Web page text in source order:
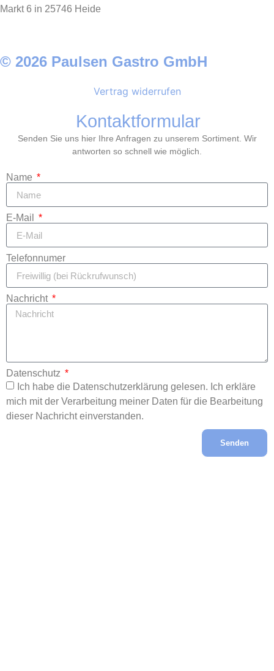
Markt 6 in 25746 Heide
© 2026 Paulsen Gastro GmbH
Vertrag widerrufen
Kontaktformular
Senden Sie uns hier Ihre Anfragen zu unserem Sortiment. Wir
antworten so schnell wie möglich.
Name
E-Mail
Telefonnumer
Nachricht
Datenschutz
Ich habe die Datenschutzerklärung gelesen. Ich erkläre
mich mit der Verarbeitung meiner Daten für die Bearbeitung
dieser Nachricht einverstanden.
Senden